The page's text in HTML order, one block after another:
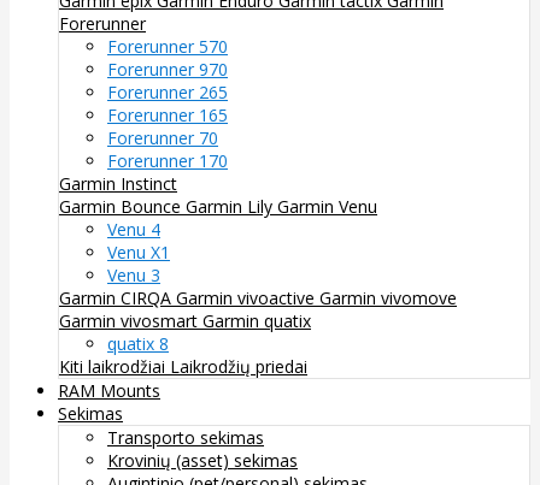
Forerunner
Forerunner 570
Forerunner 970
Forerunner 265
Forerunner 165
Forerunner 70
Forerunner 170
Garmin Instinct
Garmin Bounce Garmin Lily Garmin Venu
Venu 4
Venu X1
Venu 3
Garmin CIRQA Garmin vivoactive Garmin vivomove
Garmin vivosmart Garmin quatix
quatix 8
Kiti laikrodžiai Laikrodžių priedai
RAM Mounts
Sekimas
Transporto sekimas
Krovinių (asset) sekimas